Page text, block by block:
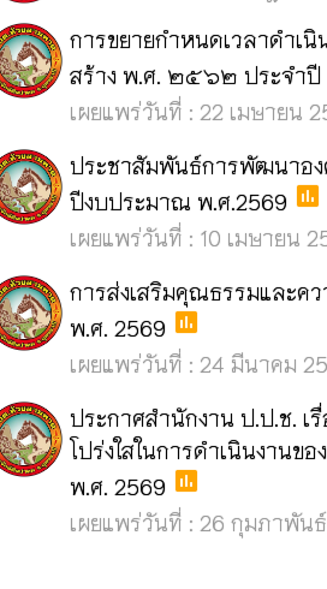
การขยายกำหนดเวลาดำ
สร้าง พ.ศ. ๒๕๖๒ ประจำ
เผยแพร่วันที่ : 22 เมษายน
ประชาสัมพันธ์การพัฒนาอง
ปีงบประมาณ พ.ศ.2569 poll
เผยแพร่วันที่ : 10 เมษายน
การส่งเสริมคุณธรรมและค
พ.ศ. 2569 poll
เผยแพร่วันที่ : 24 มีนาคม
ประกาศสำนักงาน ป.ป.ช.
โปร่งใสในการดำเนินงานข
พ.ศ. 2569 poll
เผยแพร่วันที่ : 26 กุมภาพัน